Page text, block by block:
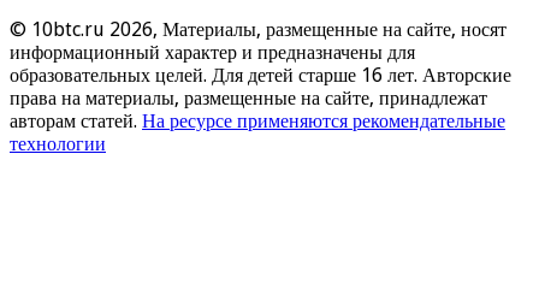
© 10btc.ru 2026, Материалы, размещенные на сайте, носят
информационный характер и предназначены для
образовательных целей. Для детей старше 16 лет. Авторские
права на материалы, размещенные на сайте, принадлежат
авторам статей. На ресурсе применяются рекомендательные
технологии